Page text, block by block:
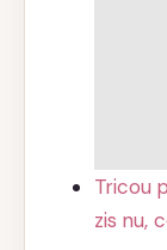
Tricou
zis nu,